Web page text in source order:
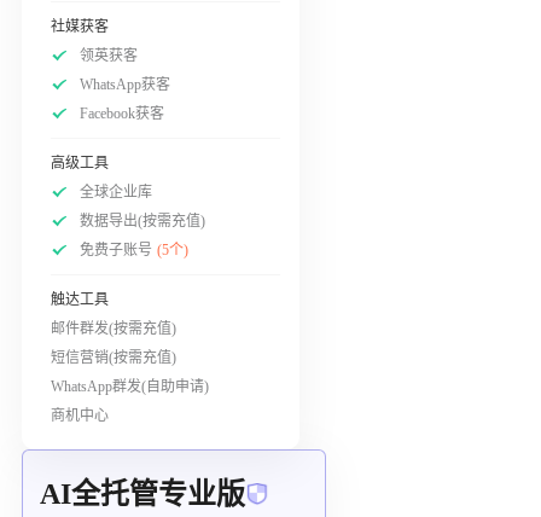
社媒获客
领英获客
WhatsApp获客
Facebook获客
高级工具
全球企业库
数据导出(按需充值)
免费子账号 (5个)
触达工具
邮件群发(按需充值)
短信营销(按需充值)
WhatsApp群发(自助申请)
商机中心
AI全托管专业版